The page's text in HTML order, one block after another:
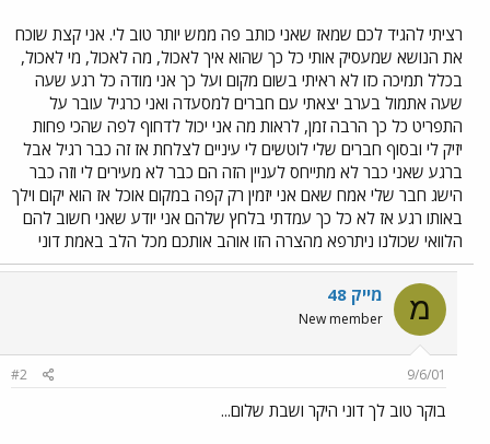
רציתי להגיד לכם שמאז שאני כותב פה ממש יותר טוב לי. אני קצת שוכח
את הנושא שמעסיק אותי כל כך שהוא איך לאכול, מה לאכול, מי לאכול,
בכלל תמיכה כזו לא ראיתי בשום מקום ועל כך אני מודה כל רגע שעה
שעה אתמול בערב יצאתי עם חברים למסעדה ואני כרגיל עובר על
התפריט כל כך הרבה זמן, לראות מה אני יכול לדחוף לפה שהכי פחות
יזיק לי ובסוף חברים שלי לוטשים לי עיניים לצלחת אז זה כבר רגיל אבל
ברגע שאני כבר לא מתייחס לעניין הזה הם כבר לא מעירים לי וזה כבר
הישג חבר שלי אמח שאם אני יזמין רק קפה במקום אוכל אז הוא יקום וילך
באותו רגע אז לא כל כך עמדתי בלחץ שלהם אני יודע שאני חשוב להם
הלוואי שכולנו ניתרפא מהצרה הזו אוהב אותכם מכל הלב באמת דוני
מ מייק 48
New member
9/6/01
#2
בוקר טוב לך דוני היקר ושבת שלום...